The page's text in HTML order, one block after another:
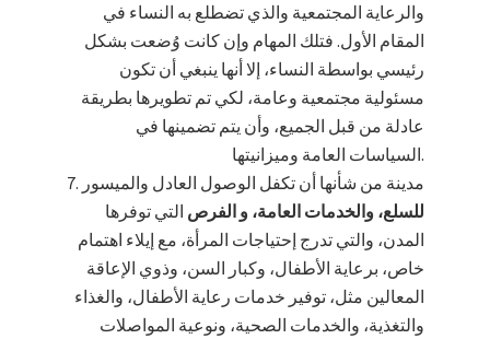
والرعاية المجتمعية والذي تضطلع به النساء في
المقام الأول. فتلك المهام وإن كانت وُضعت بشكل
رئيسي بواسطة النساء، إلا أنها ينبغي أن تكون
مسئولية مجتمعية وعامة، لكي تم تطويرها بطريقة
عادلة من قبل الجميع، وأن يتم تضمينها في
السياسات العامة وميزانيتها.
مدينة من شأنها أن تكفل الوصول العادل والميسور
للسلع، والخدمات العامة، و الفرص التي توفرها
المدن، والتي تدرج إحتياجات المرأة، مع إيلاء اهتمام
خاص، برعاية الأطفال، وكبار السن، وذوي الإعاقة
المعالين مثل، توفير خدمات رعاية الأطفال، والغذاء
والتغذية، والخدمات الصحية، ونوعية المواصلات